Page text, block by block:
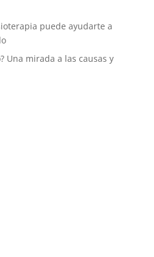
puede ayudarte a
Una mirada a las causas y